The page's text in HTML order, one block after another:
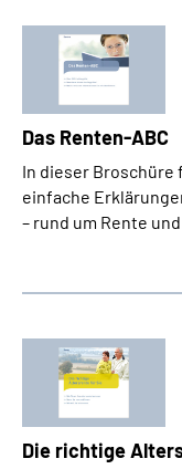
Das Renten-ABC
In dieser Broschüre
einfache
– rund um Rente
Die richtige